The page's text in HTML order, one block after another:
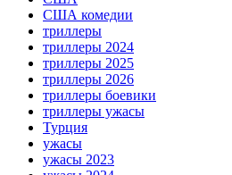
США комедии
триллеры
триллеры 2024
триллеры 2025
триллеры 2026
триллеры боевики
триллеры ужасы
Турция
ужасы
ужасы 2023